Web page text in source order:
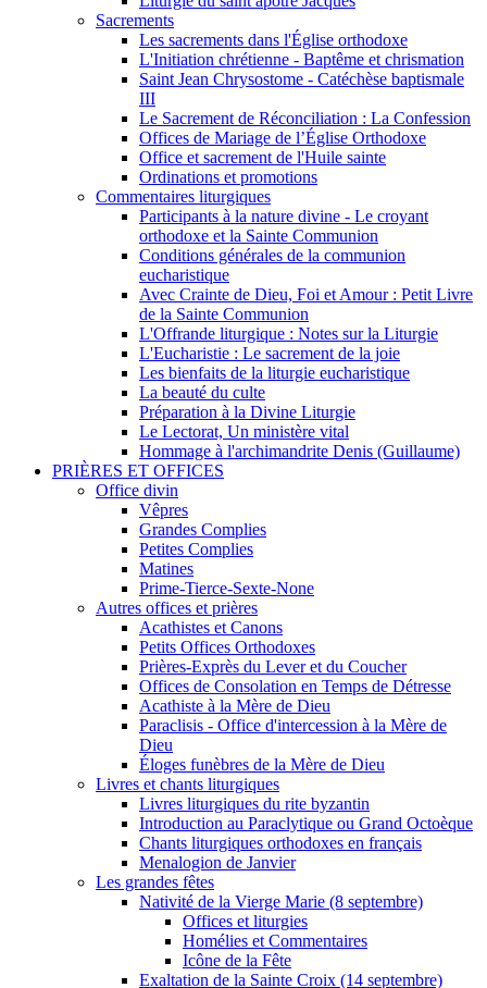
Sacrements
Les sacrements dans l'Église orthodoxe
L'Initiation chrétienne - Baptême et chrismation
Saint Jean Chrysostome - Catéchèse baptismale
III
Le Sacrement de Réconciliation : La Confession
Offices de Mariage de l’Église Orthodoxe
Office et sacrement de l'Huile sainte
Ordinations et promotions
Commentaires liturgiques
Participants à la nature divine - Le croyant
orthodoxe et la Sainte Communion
Conditions générales de la communion
eucharistique
Avec Crainte de Dieu, Foi et Amour : Petit Livre
de la Sainte Communion
L'Offrande liturgique : Notes sur la Liturgie
L'Eucharistie : Le sacrement de la joie
Les bienfaits de la liturgie eucharistique
La beauté du culte
Préparation à la Divine Liturgie
Le Lectorat, Un ministère vital
Hommage à l'archimandrite Denis (Guillaume)
PRIÈRES ET OFFICES
Office divin
Vêpres
Grandes Complies
Petites Complies
Matines
Prime-Tierce-Sexte-None
Autres offices et prières
Acathistes et Canons
Petits Offices Orthodoxes
Prières-Exprès du Lever et du Coucher
Offices de Consolation en Temps de Détresse
Acathiste à la Mère de Dieu
Paraclisis - Office d'intercession à la Mère de
Dieu
Éloges funèbres de la Mère de Dieu
Livres et chants liturgiques
Livres liturgiques du rite byzantin
Introduction au Paraclytique ou Grand Octoèque
Chants liturgiques orthodoxes en français
Menalogion de Janvier
Les grandes fêtes
Nativité de la Vierge Marie (8 septembre)
Offices et liturgies
Homélies et Commentaires
Icône de la Fête
Exaltation de la Sainte Croix (14 septembre)